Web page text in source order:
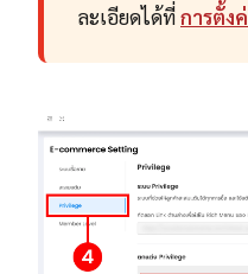
ละเอียดได้ที่การตั้ง